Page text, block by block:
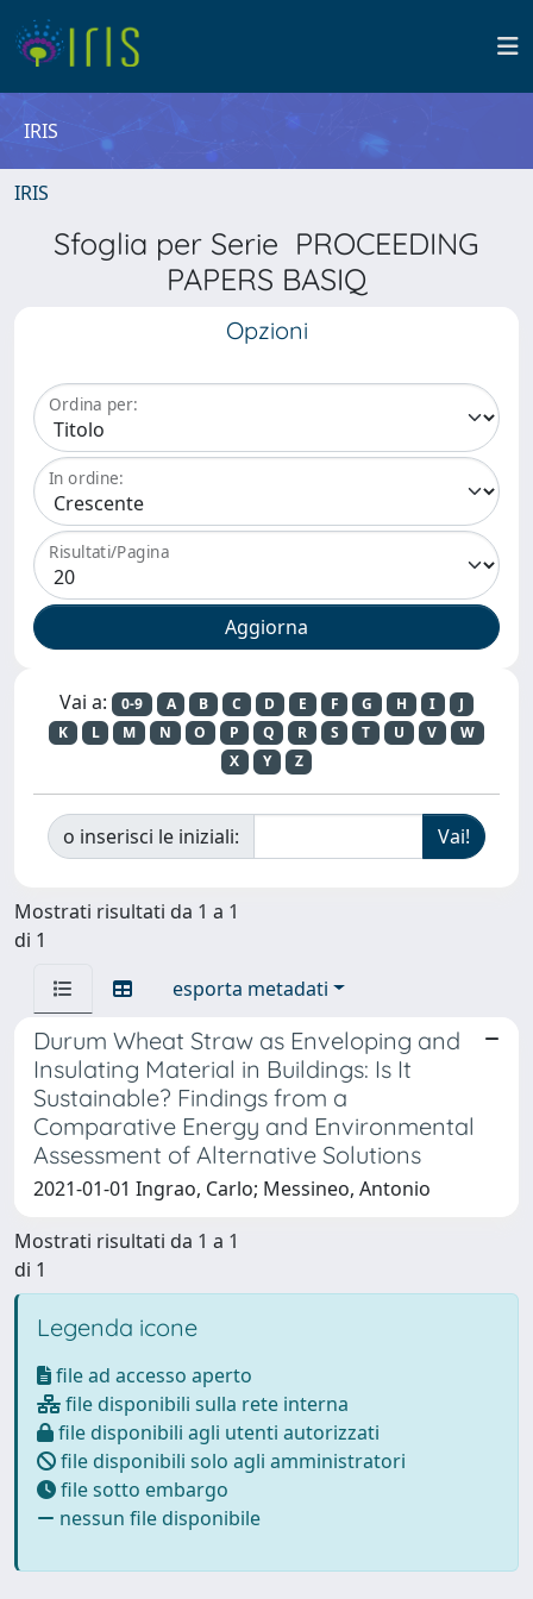
IRIS
IRIS
Sfoglia per Serie PROCEEDING
PAPERS BASIQ
Opzioni
Ordina per:
In ordine:
Risultati/Pagina
Vai a: 0-9 A B C D E F G H I
J
K
L M N O P Q R S T U V
W
X
Y Z
o inserisci le iniziali:
Mostrati risultati da 1 a 1
di 1
esporta metadati
Durum Wheat Straw as Enveloping and
Insulating Material in Buildings: Is It
Sustainable? Findings from a
Comparative Energy and Environmental
Assessment of Alternative Solutions
2021-01-01 Ingrao, Carlo; Messineo, Antonio
Mostrati risultati da 1 a 1
di 1
Legenda icone
file ad accesso aperto
file disponibili sulla rete interna
file disponibili agli utenti autorizzati
file disponibili solo agli amministratori
file sotto embargo
nessun file disponibile